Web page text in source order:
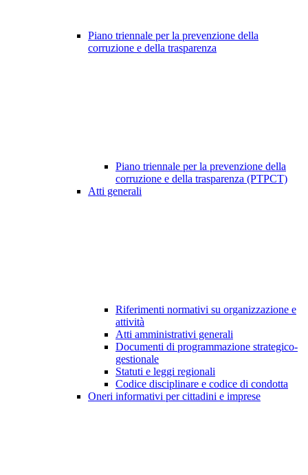
Piano triennale per la prevenzione della
corruzione e della trasparenza
Piano triennale per la prevenzione della
corruzione e della trasparenza (PTPCT)
Atti generali
Riferimenti normativi su organizzazione e
attività
Atti amministrativi generali
Documenti di programmazione strategico-
gestionale
Statuti e leggi regionali
Codice disciplinare e codice di condotta
Oneri informativi per cittadini e imprese